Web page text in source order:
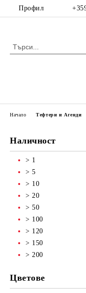
Профил
Наличност
> 1
> 5
> 10
> 20
> 50
> 100
> 120
> 150
> 200
Цветове
Начало Тефтери и Агенди